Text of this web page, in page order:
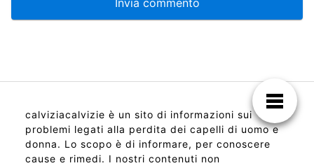
calviziacalvizie è un sito di informazioni sui
problemi legati alla perdita dei capelli di uomo e
donna. Lo scopo è di informare, per conoscere
cause e rimedi. I nostri contenuti non